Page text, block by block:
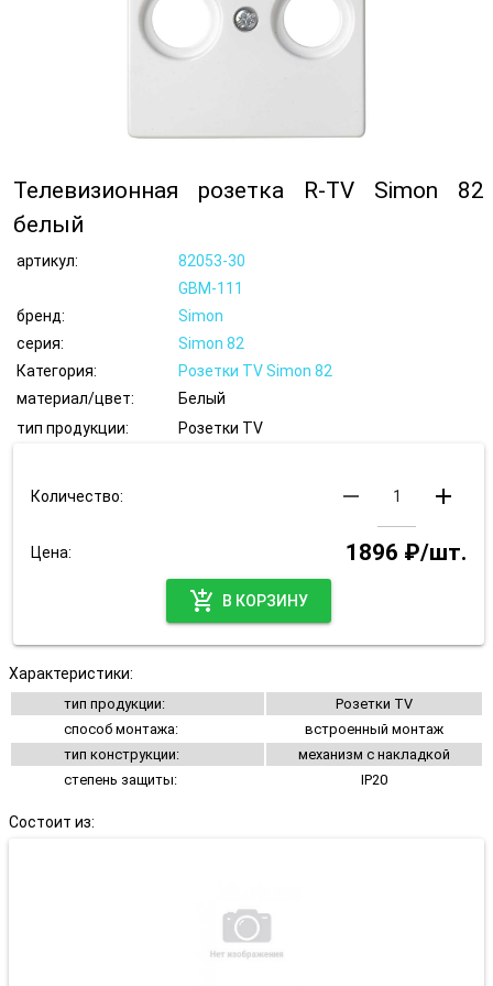
Телевизионная розетка R-TV Simon 82
белый
артикул:
82053-30
GBM-111
бренд:
Simon
серия:
Simon 82
Категория:
Розетки TV Simon 82
материал/цвет:
Белый
тип продукции:
Розетки TV
Количество: remove add
Цена:
1896 ₽/шт.
add_shopping_cart
В КОРЗИНУ
Характеристики:
тип продукции:
Розетки TV
способ монтажа:
встроенный монтаж
тип конструкции:
механизм с накладкой
степень защиты:
IP20
Состоит из: